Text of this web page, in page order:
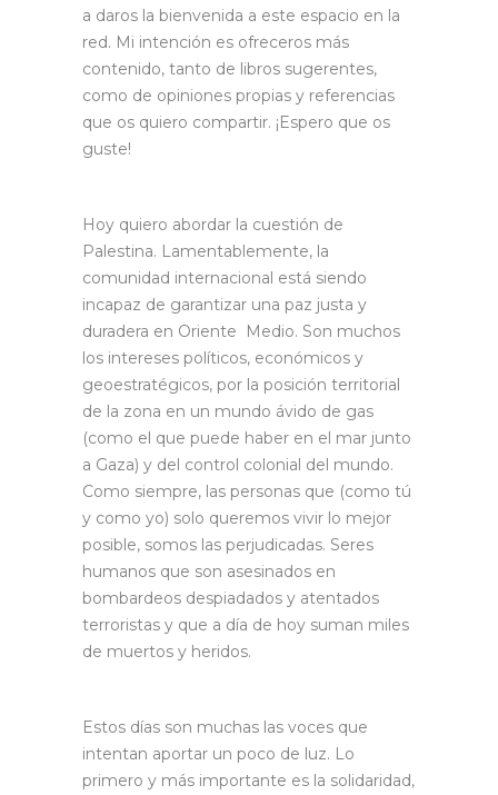
a daros la bienvenida a este espacio en la
red. Mi intención es ofreceros más
contenido, tanto de libros sugerentes,
como de opiniones propias y referencias
que os quiero compartir. ¡Espero que os
guste!
Hoy quiero abordar la cuestión de
Palestina. Lamentablemente, la
comunidad internacional está siendo
incapaz de garantizar una paz justa y
duradera en Oriente Medio. Son muchos
los intereses políticos, económicos y
geoestratégicos, por la posición territorial
de la zona en un mundo ávido de gas
(como el que puede haber en el mar junto
a Gaza) y del control colonial del mundo.
Como siempre, las personas que (como tú
y como yo) solo queremos vivir lo mejor
posible, somos las perjudicadas. Seres
humanos que son asesinados en
bombardeos despiadados y atentados
terroristas y que a día de hoy suman miles
de muertos y heridos.
Estos días son muchas las voces que
intentan aportar un poco de luz. Lo
primero y más importante es la solidaridad,